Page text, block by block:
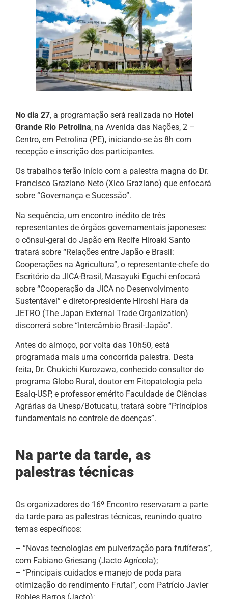
No dia 27, a programação será realizada no Hotel
Grande Rio Petrolina, na Avenida das Nações, 2 –
Centro, em Petrolina (PE), iniciando-se às 8h com
recepção e inscrição dos participantes.
Os trabalhos terão início com a palestra magna do Dr.
Francisco Graziano Neto (Xico Graziano) que enfocará
sobre “Governança e Sucessão”.
Na sequência, um encontro inédito de três
representantes de órgãos governamentais japoneses:
o cônsul-geral do Japão em Recife Hiroaki Santo
tratará sobre “Relações entre Japão e Brasil:
Cooperações na Agricultura”, o representante-chefe do
Escritório da JICA-Brasil, Masayuki Eguchi enfocará
sobre “Cooperação da JICA no Desenvolvimento
Sustentável” e diretor-presidente Hiroshi Hara da
JETRO (The Japan External Trade Organization)
discorrerá sobre “Intercâmbio Brasil-Japão”.
Antes do almoço, por volta das 10h50, está
programada mais uma concorrida palestra. Desta
feita, Dr. Chukichi Kurozawa, conhecido consultor do
programa Globo Rural, doutor em Fitopatologia pela
Esalq-USP, e professor emérito Faculdade de Ciências
Agrárias da Unesp/Botucatu, tratará sobre “Princípios
fundamentais no controle de doenças”.
Na parte da tarde, as
palestras técnicas
Os organizadores do 16º Encontro reservaram a parte
da tarde para as palestras técnicas, reunindo quatro
temas específicos:
– “Novas tecnologias em pulverização para frutíferas”,
com Fabiano Griesang (Jacto Agrícola);
– “Principais cuidados e manejo de poda para
otimização do rendimento Frutal”, com Patrício Javier